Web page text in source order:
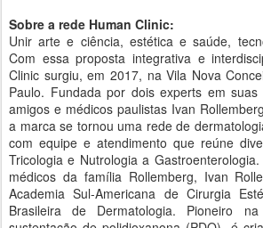
Sobre a rede Human Clinic:
Unir arte e ciência, estética e saúde,
Com essa proposta integrativa e
Clinic surgiu, em 2017, na Vila Nova
Paulo. Fundada por dois experts em
amigos e médicos paulistas Ivan
a marca se tornou uma rede de
com equipe e atendimento que reúne
Tricologia e Nutrologia a
médicos da família Rollemberg, Ivan
Academia Sul-Americana de Cirurgia
Brasileira de Dermatologia. Pioneiro